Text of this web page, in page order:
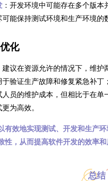
：开发环境中可能存在多个版
能保持测试环境和生产环境的
化
建议在资源允许的情况下，维
验证生产故障和修复紧急补
员的维护成本，但相比于在
为高效。
有效地实现测试、开发和生产
性，从而提高软件开发的效率和
总结